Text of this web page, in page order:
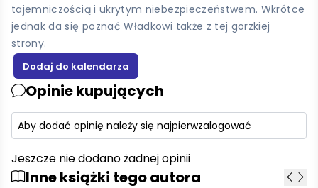
tajemniczością i ukrytym niebezpieczeństwem. Wkrótce
jednak da się poznać Władkowi także z tej gorzkiej
strony.
Opinie kupujących
Aby dodać opinię należy się najpierwzalogować
Jeszcze nie dodano żadnej opinii
Inne książki tego autora